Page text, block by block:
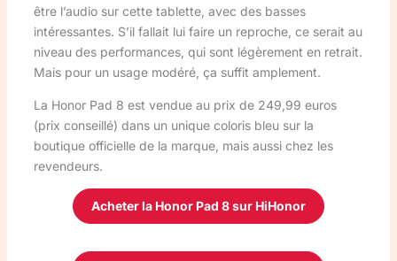
être l’audio sur cette tablette, avec des basses
intéressantes. S’il fallait lui faire un reproche, ce serait au
niveau des performances, qui sont légèrement en retrait.
Mais pour un usage modéré, ça suffit amplement.
La Honor Pad 8 est vendue au prix de 249,99 euros
(prix conseillé) dans un unique coloris bleu sur la
boutique officielle de la marque, mais aussi chez les
revendeurs.
Acheter la Honor Pad 8 sur HiHonor